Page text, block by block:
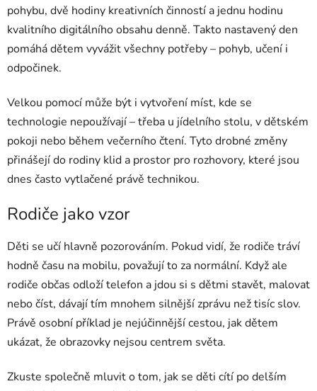
pohybu, dvě hodiny kreativních činností a jednu hodinu
kvalitního digitálního obsahu denně. Takto nastavený den
pomáhá dětem vyvážit všechny potřeby – pohyb, učení i
odpočinek.
Velkou pomocí může být i vytvoření míst, kde se
technologie nepoužívají – třeba u jídelního stolu, v dětském
pokoji nebo během večerního čtení. Tyto drobné změny
přinášejí do rodiny klid a prostor pro rozhovory, které jsou
dnes často vytlačené právě technikou.
Rodiče jako vzor
Děti se učí hlavně pozorováním. Pokud vidí, že rodiče tráví
hodně času na mobilu, považují to za normální. Když ale
rodiče občas odloží telefon a jdou si s dětmi stavět, malovat
nebo číst, dávají tím mnohem silnější zprávu než tisíc slov.
Právě osobní příklad je nejúčinnější cestou, jak dětem
ukázat, že obrazovky nejsou centrem světa.
Zkuste společně mluvit o tom, jak se děti cítí po delším